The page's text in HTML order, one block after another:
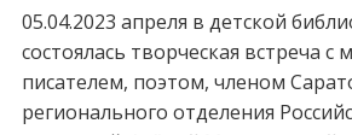
05.04.2023 апреля в детской
состоялась творческая встреча
писателем, поэтом, членом
регионального отделения